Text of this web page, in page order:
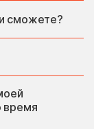
сможете?
время